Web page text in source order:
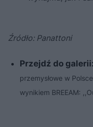
Źródło: Panattoni
Przejdź do galerii:
przemysłowe w
wynikiem BREEAM: